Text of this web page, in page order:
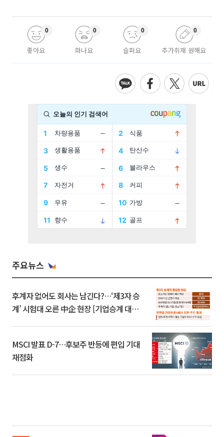
좋아요
0
화나요
0
슬퍼요
0
추가취재 원해요
0
주요뉴스
후계자 없어도 회사는 남긴다?…‘제3자 승
계’ 시험대 오른 中企 현장 [기업승계 대전
MSCI 발표 D-7…후보주 반등에 편입 기대
재점화